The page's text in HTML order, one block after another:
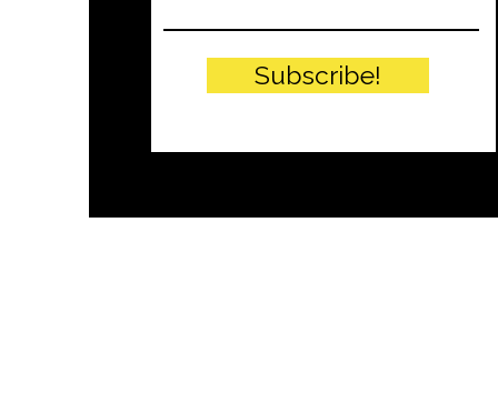
Subscribe!